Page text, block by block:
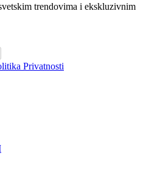
trendovima i ekskluzivnim
Privatnosti